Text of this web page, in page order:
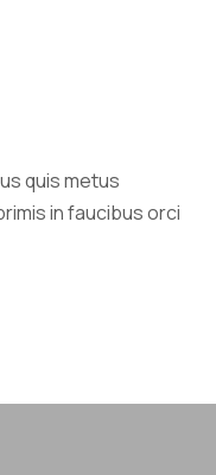
quis metus
in faucibus orci